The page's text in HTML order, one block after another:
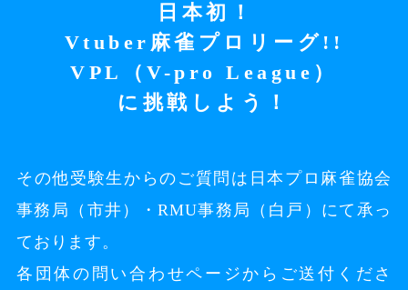
日本初！
Vtuber麻雀プロリーグ!!
VPL（V-pro League）
に挑戦しよう！
その他受験生からのご質問は 日本プロ麻雀協会
事務局（市井）・RMU事務局（白戸）にて承っ
ております。
各団体の問い合わせページからご送付くださ